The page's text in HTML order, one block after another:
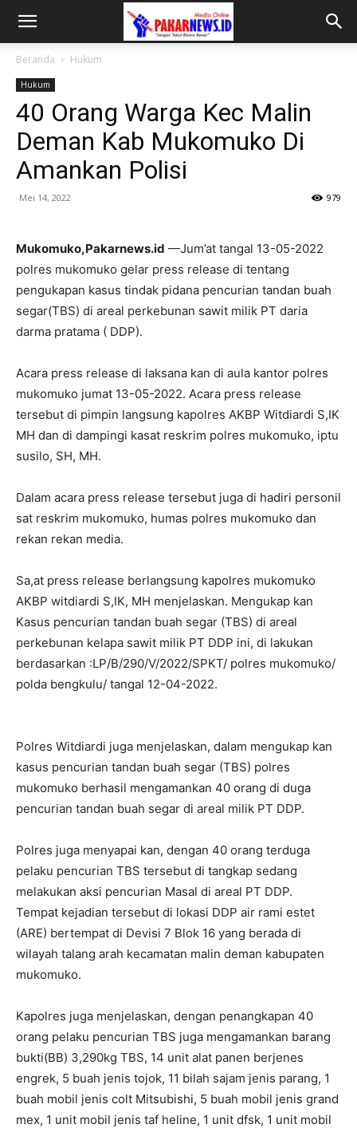
Beranda Hukum
Hukum
40 Orang Warga Kec Malin
Deman Kab Mukomuko Di
Amankan Polisi
Mei 14, 2022 979
Mukomuko,Pakarnews.id —Jum’at tangal 13-05-2022
polres mukomuko gelar press release di tentang
pengukapan kasus tindak pidana pencurian tandan buah
segar(TBS) di areal perkebunan sawit milik PT daria
darma pratama ( DDP).
Acara press release di laksana kan di aula kantor polres
mukomuko jumat 13-05-2022. Acara press release
tersebut di pimpin langsung kapolres AKBP Witdiardi S,IK
MH dan di dampingi kasat reskrim polres mukomuko, iptu
susilo, SH, MH.
Dalam acara press release tersebut juga di hadiri personil
sat reskrim mukomuko, humas polres mukomuko dan
rekan rekan media.
Sa,at press release berlangsung kapolres mukomuko
AKBP witdiardi S,IK, MH menjelaskan. Mengukap kan
Kasus pencurian tandan buah segar (TBS) di areal
perkebunan kelapa sawit milik PT DDP ini, di lakukan
berdasarkan :LP/B/290/V/2022/SPKT/ polres mukomuko/
polda bengkulu/ tangal 12-04-2022.
Polres Witdiardi juga menjelaskan, dalam mengukap kan
kasus pencurian tandan buah segar (TBS) polres
mukomuko berhasil mengamankan 40 orang di duga
pencurian tandan buah segar di areal milik PT DDP.
Polres juga menyapai kan, dengan 40 orang terduga
pelaku pencurian TBS tersebut di tangkap sedang
melakukan aksi pencurian Masal di areal PT DDP.
Tempat kejadian tersebut di lokasi DDP air rami estet
(ARE) bertempat di Devisi 7 Blok 16 yang berada di
wilayah talang arah kecamatan malin deman kabupaten
mukomuko.
Kapolres juga menjelaskan, dengan penangkapan 40
orang pelaku pencurian TBS juga mengamankan barang
bukti(BB) 3,290kg TBS, 14 unit alat panen berjenes
engrek, 5 buah jenis tojok, 11 bilah sajam jenis parang, 1
buah mobil jenis colt Mitsubishi, 5 buah mobil jenis grand
mex, 1 unit mobil jenis taf heline, 1 unit dfsk, 1 unit mobil